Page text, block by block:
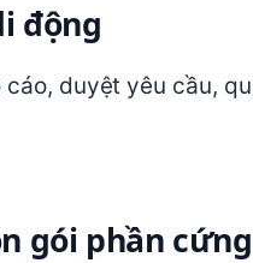
động
cáo, duyệt yêu cầu,
gói phần